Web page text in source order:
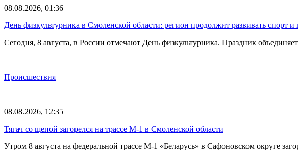
08.08.2026, 01:36
День физкультурника в Смоленской области: регион продолжит развивать спорт
Сегодня, 8 августа, в России отмечают День физкультурника. Праздник
Происшествия
08.08.2026, 12:35
Тягач со щепой загорелся на трассе М-1 в Смоленской области
Утром 8 августа на федеральной трассе М-1 «Беларусь» в Сафоновском округе